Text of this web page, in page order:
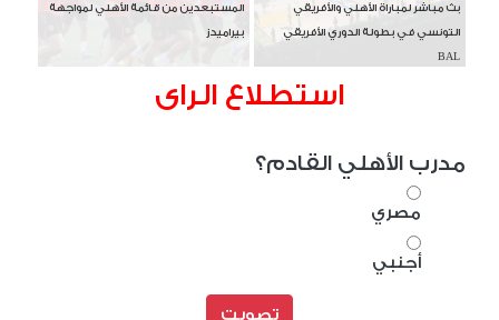
بث مباشر لمباراة الأهلي والأفريقي
التونسي في بطولة الدوري الأفريقي
BAL
المستبعدين من قائمة الأهلي لمواجهة
بيراميدز
استطلاع الراى
مدرب الأهلي القادم؟
مصري
أجنبي
تصويت